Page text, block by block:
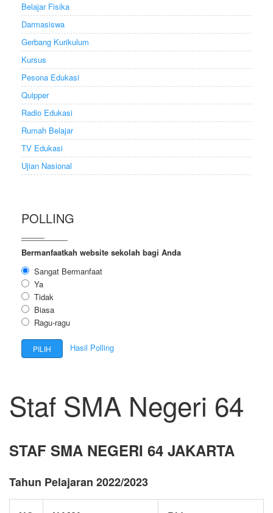
Belajar Fisika
Darmasiswa
Gerbang Kurikulum
Kursus
Pesona Edukasi
Quipper
Radio Edukasi
Rumah Belajar
TV Edukasi
Ujian Nasional
POLLING
Bermanfaatkah website sekolah bagi Anda
Sangat Bermanfaat
Ya
Tidak
Biasa
Ragu-ragu
Hasil Polling
Staf SMA Negeri 64
STAF SMA NEGERI 64 JAKARTA
Tahun Pelajaran 2022/2023